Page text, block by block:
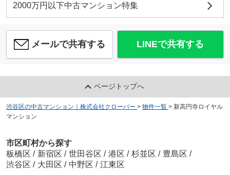
2000万円以下中古マンション特集
メールで共有する LINEで共有する
ページトップへ
渋谷区の中古マンション｜株式会社クローバー > 物件一覧 > 新高円寺ロイヤル
マンション
市区町村から探す
板橋区 / 新宿区 / 世田谷区 / 港区 / 杉並区 / 豊島区 /
渋谷区 / 大田区 / 中野区 / 江東区